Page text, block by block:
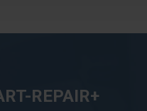
REPAIR+